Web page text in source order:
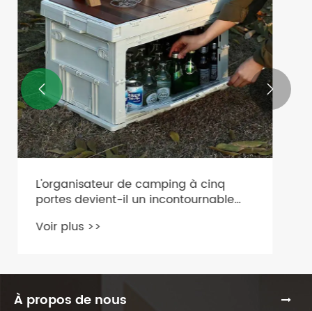
 
À propos de nous